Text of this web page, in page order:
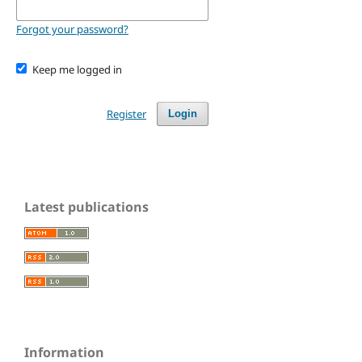
Forgot your password?
Keep me logged in
Login
Register
Latest publications
Information